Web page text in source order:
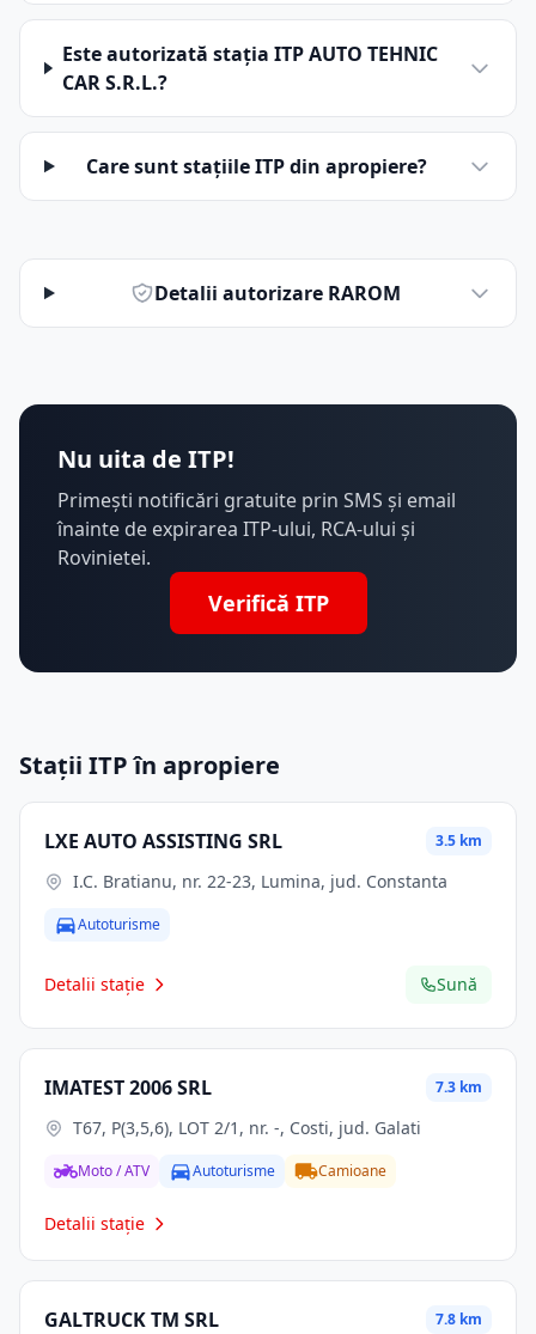
Este autorizată stația ITP AUTO TEHNIC
CAR S.R.L.?
Care sunt stațiile ITP din apropiere?
Detalii autorizare RAROM
Nu uita de ITP!
Primești notificări gratuite prin SMS și email
înainte de expirarea ITP-ului, RCA-ului și
Rovinietei.
Verifică ITP
Stații ITP în apropiere
LXE AUTO ASSISTING SRL 3.5 km
I.C. Bratianu, nr. 22-23, Lumina, jud. Constanta
Autoturisme
Detalii stație Sună
IMATEST 2006 SRL 7.3 km
T67, P(3,5,6), LOT 2/1, nr. -, Costi, jud. Galati
Moto / ATV Autoturisme Camioane
Detalii stație
GALTRUCK TM SRL 7.8 km